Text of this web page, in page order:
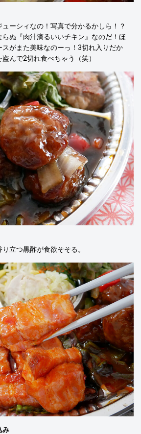
ーシィなの！写真で分かるかしら！？
らぬ『肉汁滴るいいチキン』なのだ！ほ
スがまた美味なのーっ！3切れ入りだか
んで2切れ食べちゃう（笑）
立つ黒酢が食欲そそる。
み